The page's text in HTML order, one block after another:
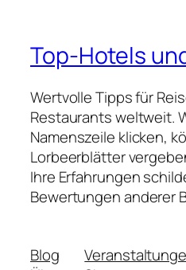
Top-Hotels
Wertvolle Tipps für
Restaurants weltweit.
Namenszeile klicken,
Lorbeerblätter
Ihre Erfahrungen
Bewertungen anderer
Blog